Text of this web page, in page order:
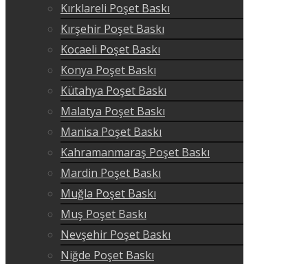
Kırklareli Poşet Baskı
Kırşehir Poşet Baskı
Kocaeli Poşet Baskı
Konya Poşet Baskı
Kütahya Poşet Baskı
Malatya Poşet Baskı
Manisa Poşet Baskı
Kahramanmaraş Poşet Baskı
Mardin Poşet Baskı
Muğla Poşet Baskı
Muş Poşet Baskı
Nevşehir Poşet Baskı
Niğde Poşet Baskı